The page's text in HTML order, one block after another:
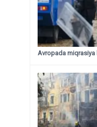
Avropada miqrasiya